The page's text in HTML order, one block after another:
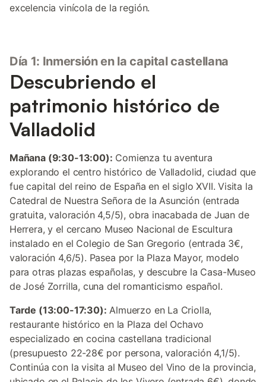
excelencia vinícola de la región.
Día 1: Inmersión en la capital castellana
Descubriendo el
patrimonio histórico de
Valladolid
Mañana (9:30-13:00): Comienza tu aventura
explorando el centro histórico de Valladolid, ciudad que
fue capital del reino de España en el siglo XVII. Visita la
Catedral de Nuestra Señora de la Asunción (entrada
gratuita, valoración 4,5/5), obra inacabada de Juan de
Herrera, y el cercano Museo Nacional de Escultura
instalado en el Colegio de San Gregorio (entrada 3€,
valoración 4,6/5). Pasea por la Plaza Mayor, modelo
para otras plazas españolas, y descubre la Casa-Museo
de José Zorrilla, cuna del romanticismo español.
Tarde (13:00-17:30): Almuerzo en La Criolla,
restaurante histórico en la Plaza del Ochavo
especializado en cocina castellana tradicional
(presupuesto 22-28€ por persona, valoración 4,1/5).
Continúa con la visita al Museo del Vino de la provincia,